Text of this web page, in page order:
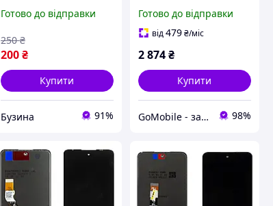
Готово до відправки
200 ₴
250 ₴
Купити
Бузина 91%
(XT2527), Moto G100 Pro
(XT2527) чорний P-
Бетховен)
Готово до відправки
від479₴/міс
2 874₴
Купити
GoMobile - запчасти для мобильных телефонов и планшетов. 98%